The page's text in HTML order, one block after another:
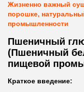
Жизненно важный
порошке,
промышленности
Пшеничный
(Пшеничный
пищевой
Краткое введение: